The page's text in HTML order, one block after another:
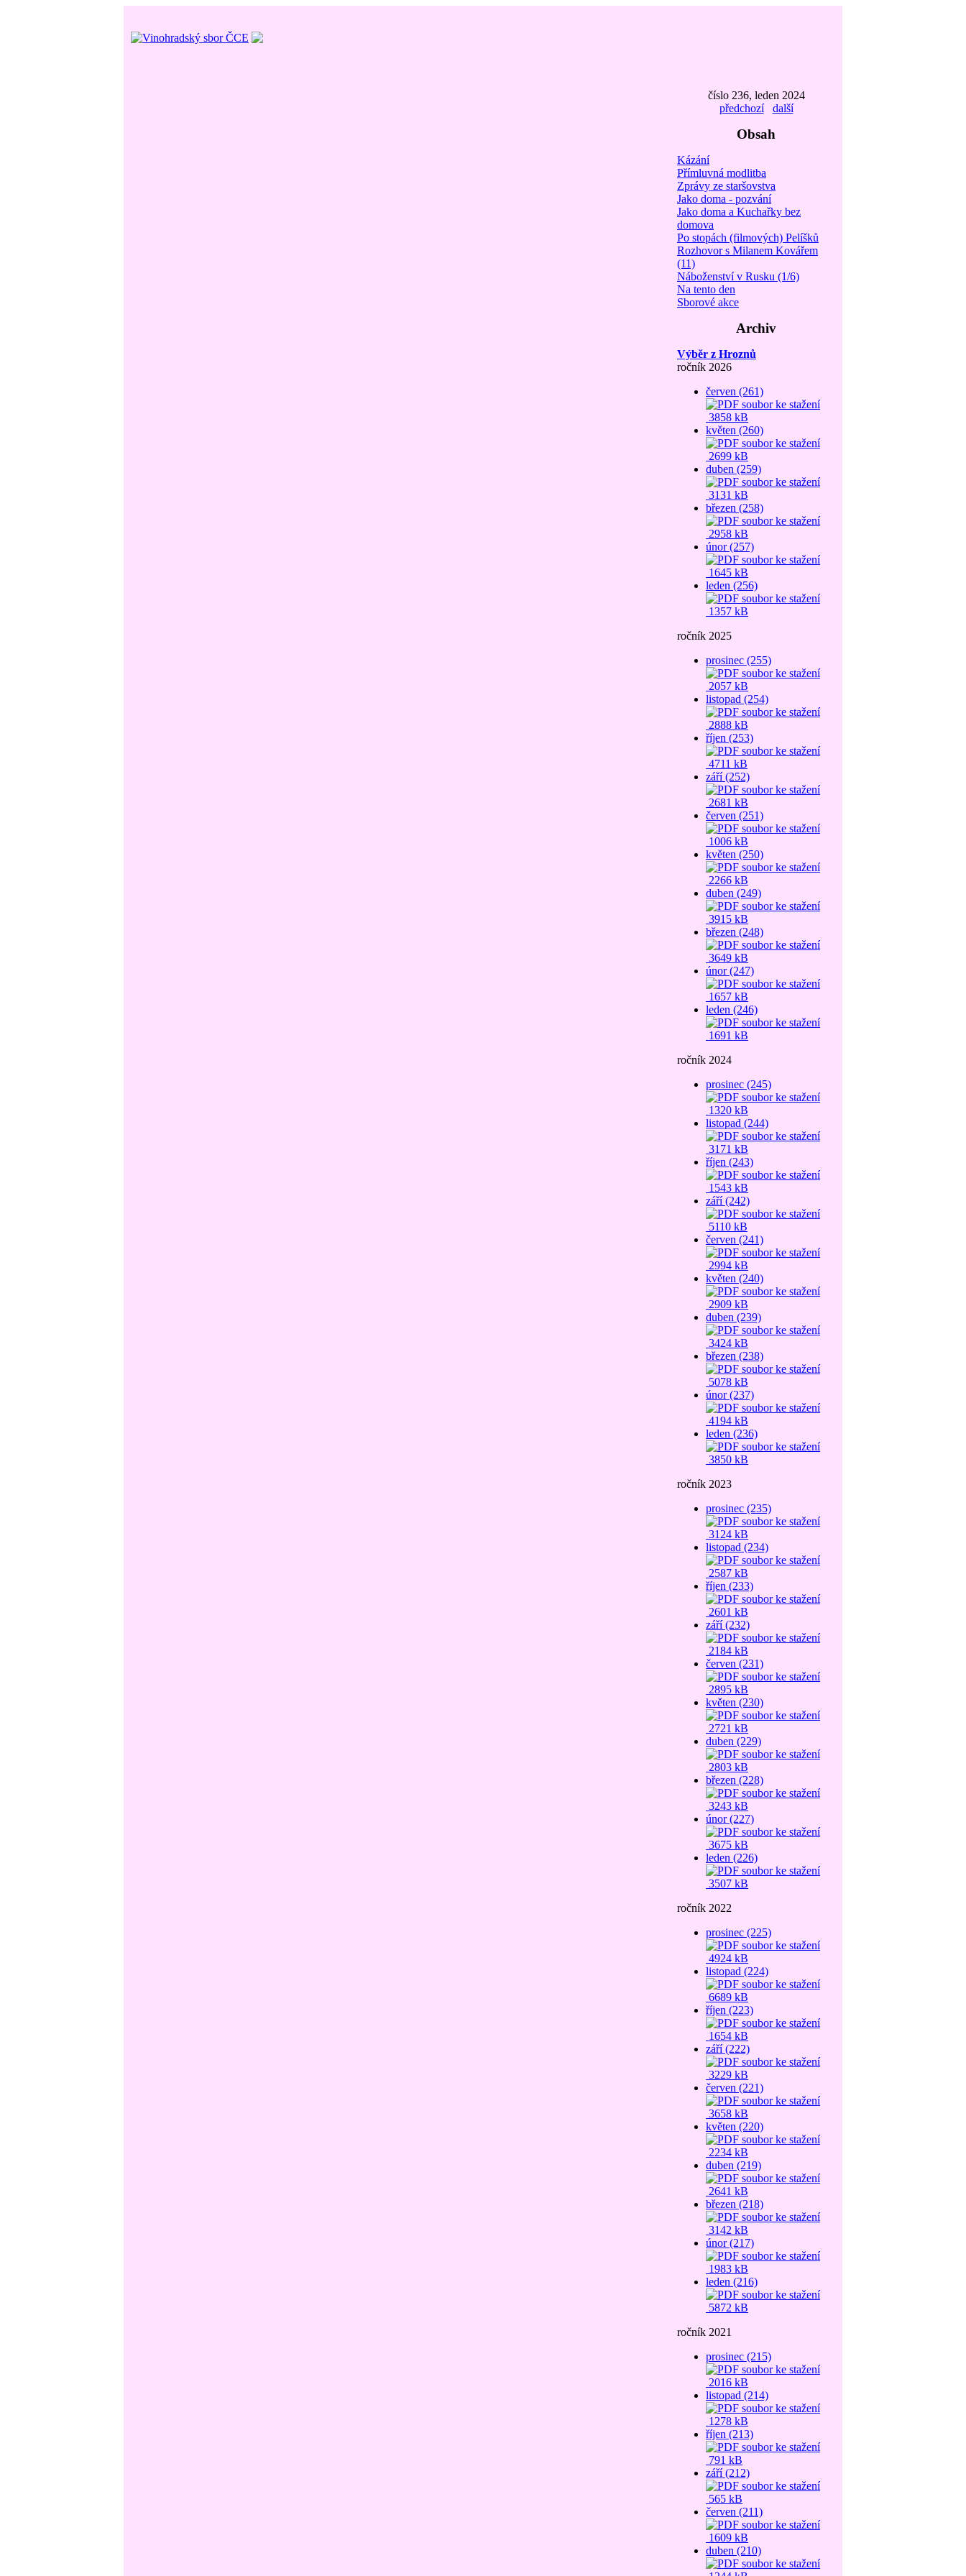
číslo 236, leden 2024
předchozí
další
Obsah
Kázání
Přímluvná modlitba
Zprávy ze staršovstva
Jako doma - pozvání
Jako doma a Kuchařky bez
domova
Po stopách (filmových) Pelíšků
Rozhovor s Milanem Kovářem
(11)
Náboženství v Rusku (1/6)
Na tento den
Sborové akce
Archiv
Výběr z Hroznů
ročník 2026
červen (261)
3858 kB
květen (260)
2699 kB
duben (259)
3131 kB
březen (258)
2958 kB
únor (257)
1645 kB
leden (256)
1357 kB
ročník 2025
prosinec (255)
2057 kB
listopad (254)
2888 kB
říjen (253)
4711 kB
září (252)
2681 kB
červen (251)
1006 kB
květen (250)
2266 kB
duben (249)
3915 kB
březen (248)
3649 kB
únor (247)
1657 kB
leden (246)
1691 kB
ročník 2024
prosinec (245)
1320 kB
listopad (244)
3171 kB
říjen (243)
1543 kB
září (242)
5110 kB
červen (241)
2994 kB
květen (240)
2909 kB
duben (239)
3424 kB
březen (238)
5078 kB
únor (237)
4194 kB
leden (236)
3850 kB
ročník 2023
prosinec (235)
3124 kB
listopad (234)
2587 kB
říjen (233)
2601 kB
září (232)
2184 kB
červen (231)
2895 kB
květen (230)
2721 kB
duben (229)
2803 kB
březen (228)
3243 kB
únor (227)
3675 kB
leden (226)
3507 kB
ročník 2022
prosinec (225)
4924 kB
listopad (224)
6689 kB
říjen (223)
1654 kB
září (222)
3229 kB
červen (221)
3658 kB
květen (220)
2234 kB
duben (219)
2641 kB
březen (218)
3142 kB
únor (217)
1983 kB
leden (216)
5872 kB
ročník 2021
prosinec (215)
2016 kB
listopad (214)
1278 kB
říjen (213)
791 kB
září (212)
565 kB
červen (211)
1609 kB
duben (210)